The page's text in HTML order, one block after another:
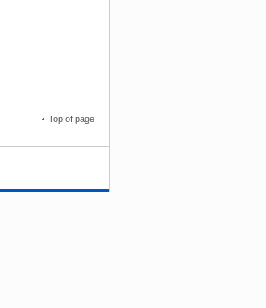
Top of page